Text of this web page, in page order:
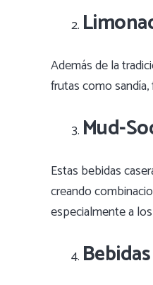
Además de la
frutas como sandía,
Mud-
Estas bebidas
creando
especialmente a